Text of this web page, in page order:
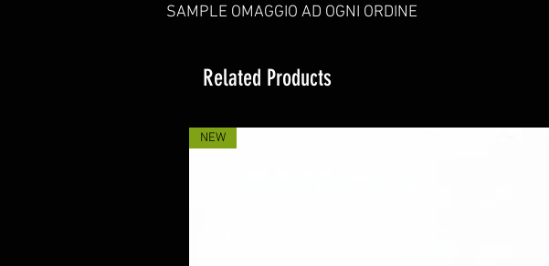
SAMPLE OMAGGIO AD OGNI ORDINE
Related Products
NEW